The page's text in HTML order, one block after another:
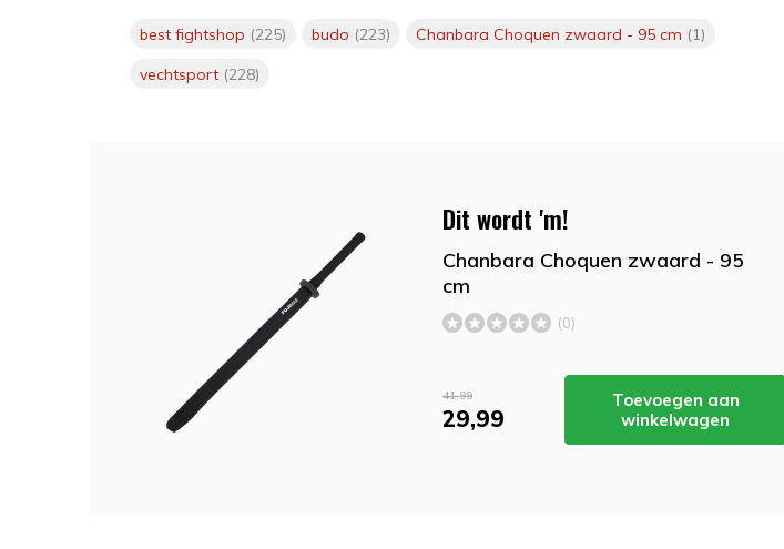
best fightshop (225) budo (223) Chanbara Choquen zwaard - 95 cm (1)
vechtsport (228)
Dit wordt 'm!
Chanbara Choquen zwaard - 95
cm
(0)
41,99
29,99
Toevoegen aan
winkelwagen